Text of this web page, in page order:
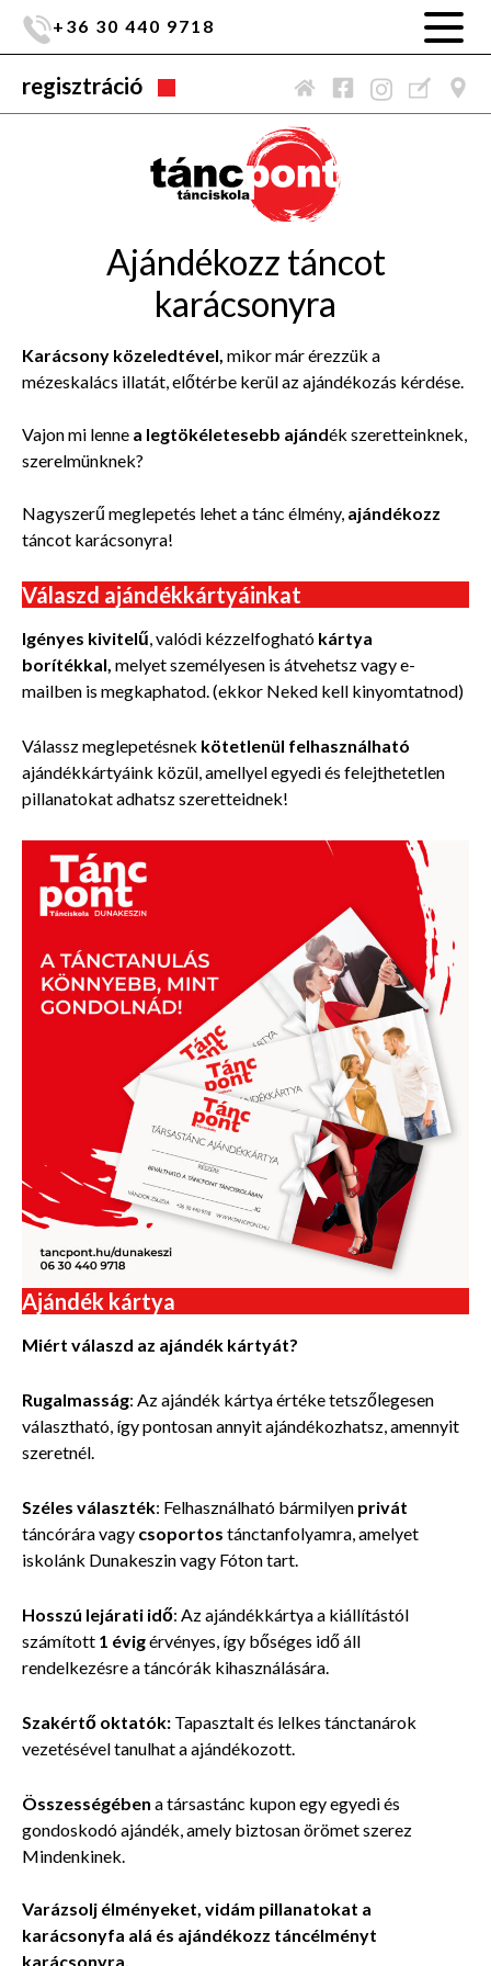
+36 30 440 9718
regisztráció
Ajándékozz táncot
karácsonyra
Karácsony közeledtével, mikor már érezzük a
mézeskalács illatát, előtérbe kerül az ajándékozás kérdése.
Vajon mi lenne a legtökéletesebb ajándék szeretteinknek,
szerelmünknek?
Nagyszerű meglepetés lehet a tánc élmény, ajándékozz
táncot karácsonyra!
Válaszd ajándékkártyáinkat
Igényes kivitelű, valódi kézzelfogható kártya
borítékkal, melyet személyesen is átvehetsz vagy e-
mailben is megkaphatod. (ekkor Neked kell kinyomtatnod)
Válassz meglepetésnek kötetlenül felhasználható
ajándékkártyáink közül, amellyel egyedi és felejthetetlen
pillanatokat adhatsz szeretteidnek!
Ajándék kártya
Miért válaszd az ajándék kártyát?
Rugalmasság: Az ajándék kártya értéke tetszőlegesen
választható, így pontosan annyit ajándékozhatsz, amennyit
szeretnél.
Széles választék: Felhasználható bármilyen privát
táncórára vagy csoportos tánctanfolyamra, amelyet
iskolánk Dunakeszin vagy Fóton tart.
Hosszú lejárati idő: Az ajándékkártya a kiállítástól
számított 1 évigérvényes, így bőséges idő áll
rendelkezésre a táncórák kihasználására.
Szakértő oktatók: Tapasztalt és lelkes tánctanárok
vezetésével tanulhat a ajándékozott.
Összességében a társastánc kupon egy egyedi és
gondoskodó ajándék, amely biztosan örömet szerez
Mindenkinek.
Varázsolj élményeket, vidám pillanatokat a
karácsonyfa alá és ajándékozz táncélményt
karácsonyra.